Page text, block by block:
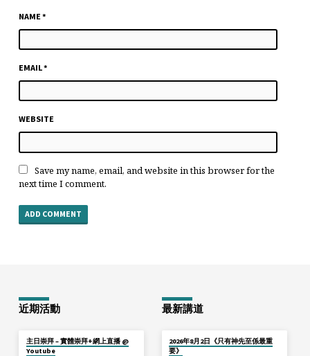
NAME *
EMAIL*
WEBSITE
Save my name, email, and website in this browser for the
next time I comment.
近期活動
主日崇拜 – 實體崇拜+網上直播 @
Youtube
最新講道
2026年8月2日《只有神先至係最重
要》